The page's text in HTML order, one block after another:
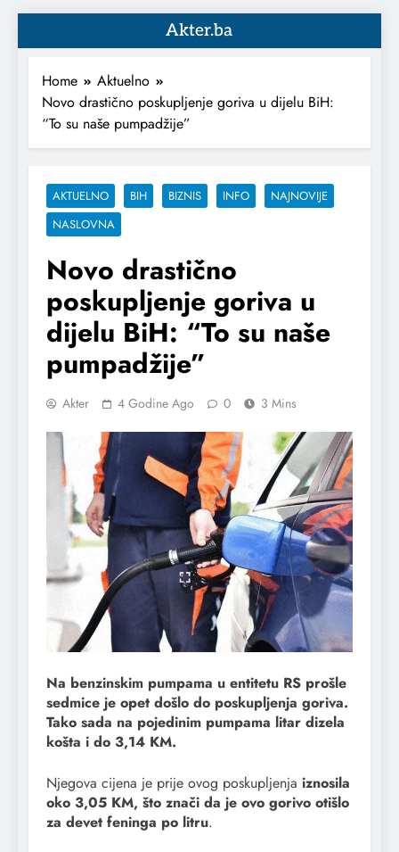
Akter.ba
Home
Aktuelno
Novo drastično poskupljenje goriva u dijelu BiH:
“To su naše pumpadžije”
AKTUELNO BIH BIZNIS INFO
NAJNOVIJE
NASLOVNA
Novo drastično
poskupljenje goriva u
dijelu BiH: “To su naše
pumpadžije”
Akter 4 Godine Ago 0 3 Mins
Na benzinskim pumpama u entitetu RS prošle
sedmice je opet došlo do poskupljenja goriva.
Tako sada na pojedinim pumpama litar dizela
košta i do 3,14 KM.
Njegova cijena je prije ovog poskupljenja iznosila
oko 3,05 KM, što znači da je ovo gorivo otišlo
za devet feninga po litru.